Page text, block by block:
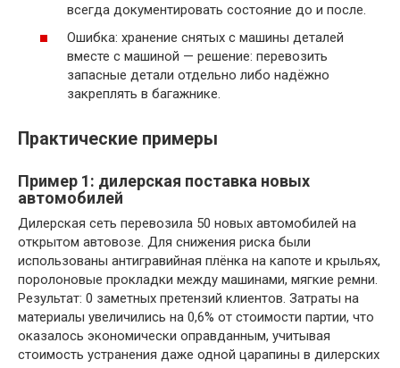
всегда документировать состояние до и после.
Ошибка: хранение снятых с машины деталей
вместе с машиной — решение: перевозить
запасные детали отдельно либо надёжно
закреплять в багажнике.
Практические примеры
Пример 1: дилерская поставка новых
автомобилей
Дилерская сеть перевозила 50 новых автомобилей на
открытом автовозе. Для снижения риска были
использованы антигравийная плёнка на капоте и крыльях,
поролоновые прокладки между машинами, мягкие ремни.
Результат: 0 заметных претензий клиентов. Затраты на
материалы увеличились на 0,6% от стоимости партии, что
оказалось экономически оправданным, учитывая
стоимость устранения даже одной царапины в дилерских